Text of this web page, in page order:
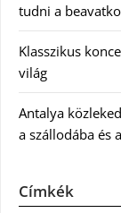
tudni a
Klasszikus
világ
Antalya
a szállodába és
Címkék